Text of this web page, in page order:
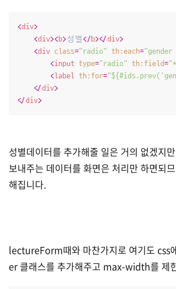
<div>
<div><b>성별 </b></div>
<div class="radio" th:each=
<input type="radio" th:field=
<label th:for=
</div>
</div>
성별데이터를 추가해줄 일은 거의 없겠지
보내주는 데이터를 화면은 처리만 하면되
해집니다.
lectureForm때와 마찬가지로 여기도
er 클래스를 추가해주고 max-width를 제